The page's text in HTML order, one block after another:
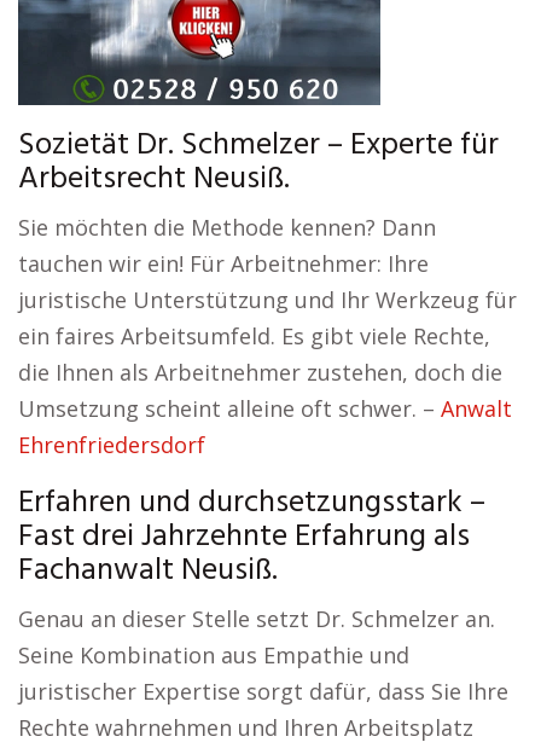
Sozietät Dr. Schmelzer – Experte für
Arbeitsrecht Neusiß.
Sie möchten die Methode kennen? Dann
tauchen wir ein! Für Arbeitnehmer: Ihre
juristische Unterstützung und Ihr Werkzeug für
ein faires Arbeitsumfeld. Es gibt viele Rechte,
die Ihnen als Arbeitnehmer zustehen, doch die
Umsetzung scheint alleine oft schwer. – Anwalt
Ehrenfriedersdorf
Erfahren und durchsetzungsstark –
Fast drei Jahrzehnte Erfahrung als
Fachanwalt Neusiß.
Genau an dieser Stelle setzt Dr. Schmelzer an.
Seine Kombination aus Empathie und
juristischer Expertise sorgt dafür, dass Sie Ihre
Rechte wahrnehmen und Ihren Arbeitsplatz